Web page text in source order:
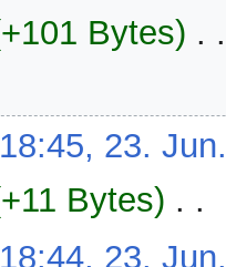
+101 Bytes
18:45, 23.
+11 Bytes
18:44, 23.